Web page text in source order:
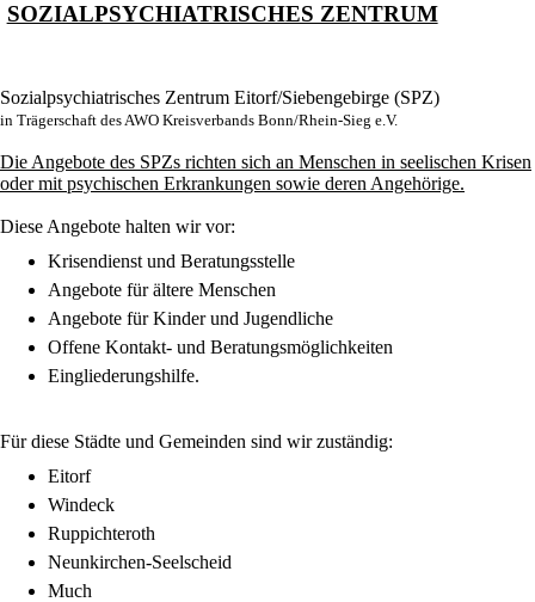
SOZIALPSYCHIATRISCHES ZENTRUM
Sozialpsychiatrisches Zentrum Eitorf/Siebengebirge (SPZ)
in Trägerschaft des AWO Kreisverbands Bonn/Rhein-Sieg e.V.
Die Angebote des SPZs richten sich an Menschen in seelischen Krisen
oder mit psychischen Erkrankungen sowie deren Angehörige.
Diese Angebote halten wir vor:
Krisendienst und Beratungsstelle
Angebote für ältere Menschen
Angebote für Kinder und Jugendliche
Offene Kontakt- und Beratungsmöglichkeiten
Eingliederungshilfe.
Für diese Städte und Gemeinden sind wir zuständig:
Eitorf
Windeck
Ruppichteroth
Neunkirchen-Seelscheid
Much